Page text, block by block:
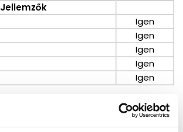
Jellemzők
Igen
Igen
Igen
Igen
Igen